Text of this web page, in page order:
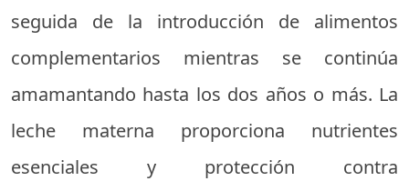
seguida de la introducción de alimentos
complementarios mientras se continúa
amamantando hasta los dos años o más. La
leche materna proporciona nutrientes
esenciales y protección contra